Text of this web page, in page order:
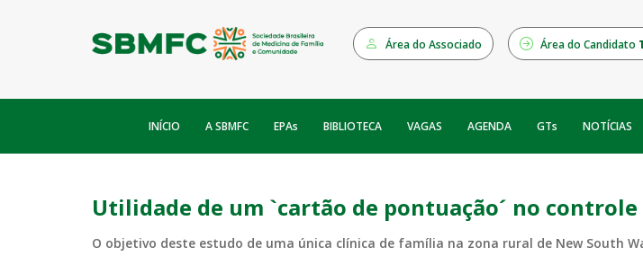
Área do Associado Área do Candidato
INÍCIO A SBMFC EPAs BIBLIOTECA VAGAS AGENDA GTs NOTÍCIAS
Utilidade de um `cartão de pontuação´ no
O objetivo deste estudo de uma única clínica de família na zona rural de New South